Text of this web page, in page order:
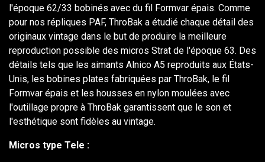
l'époque 62/33 bobinés avec du fil Formvar épais. Comme
pour nos répliques PAF, ThroBak a étudié chaque détail des
originaux vintage dans le but de produire la meilleure
reproduction possible des micros Strat de l'époque 63. Des
détails tels que les aimants Alnico A5 reproduits aux États-
Unis, les bobines plates fabriquées par ThroBak, le fil
Formvar épais et les housses en nylon moulées avec
l'outillage propre à ThroBak garantissent que le son et
l'esthétique sont fidèles au vintage.
Micros type Tele :